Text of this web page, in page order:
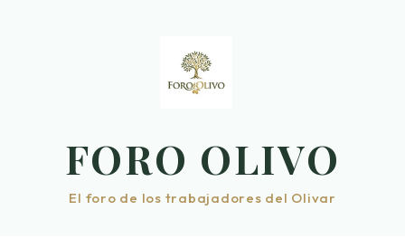
FORO OLIVO
El foro de los trabajadores del Olivar